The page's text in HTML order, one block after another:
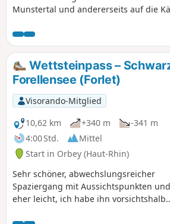
Munstertal und andererseits auf die
Truites (Lac Forlet), die Beobachtung
Gastfreundschaft der Ferme Auberge
angenehmen Ausflug.
Wettsteinpass –
Forellensee (Forlet)
Visorando-Mitglied
10,62 km
+340 m
-341 m
4:00 Std.
Mittel
Start in Orbey (Haut-Rhin)
Sehr schöner, abwechslungsreicher
Spaziergang mit Aussichtspunkten und
eher leicht, ich habe ihn